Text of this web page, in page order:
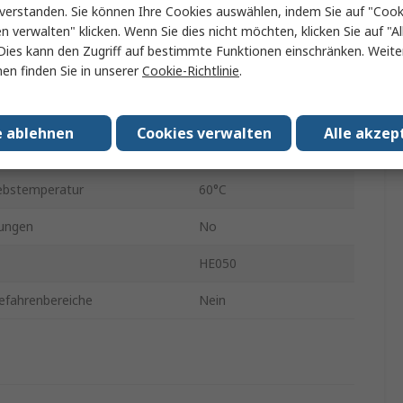
1000Hz
72.5mm
23.8mm
min. -40°C
Vibration 16 mm/s
60°C
No
HE050
Nein
Sie können Ihre Cookies auswählen, indem Sie auf
verwalten" klicken. Wenn Sie dies nicht möchten, klicken Sie auf
kann den Zugriff auf bestimmte Funktionen einschränken.
finden Sie in unsererCookie-Richtlinie.
Alle
Cookies verwalten
ablehnen